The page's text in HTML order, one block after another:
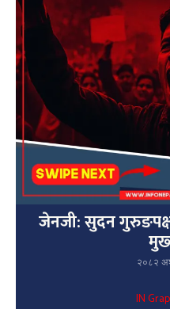
जेनजी: सुदन
२०८२
IN